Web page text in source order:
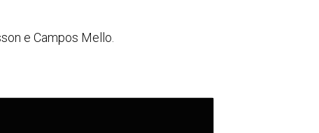
e Campos Mello.